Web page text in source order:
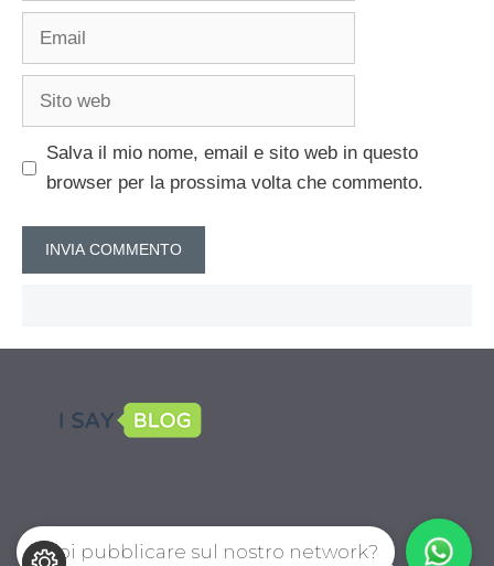
Email
Sito
Salva il mio nome, email e sito web in questo
browser per la prossima volta che commento.
Vuoi pubblicare sul nostro network?